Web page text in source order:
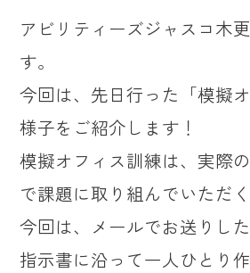
アビリティーズジャスコ木
す。
今回は、先日行った「模擬
様子をご紹介します！
模擬オフィス訓練は、実際
で課題に取り組んでいただく
今回は、メールでお送りし
指示書に沿って一人ひとり